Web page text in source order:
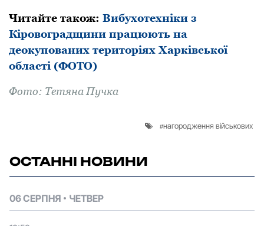
Читайте такoж: Вибухотехніки з
Кіровоградщини працюють на
деокупованих територіях Харківської
області (ФОТО)
Фoтo: Тетяна Пучка
нагородження військових
ОСТАННІ НОВИНИ
06 СЕРПНЯ ЧЕТВЕР